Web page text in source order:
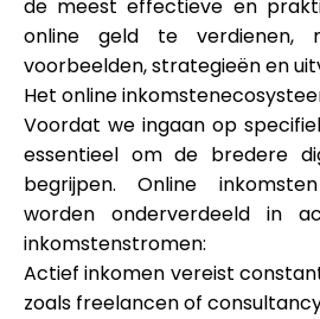
Blog
de meest effectieve en
online geld te verdienen,
voorbeelden, strategieën en
Het online
Voordat we ingaan op
essentieel om de bredere
begrijpen. Online
worden onderverdeeld in
inkomstenstromen:
Actief inkomen vereist
zoals freelancen of